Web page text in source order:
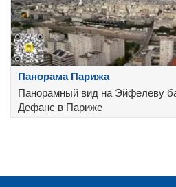
Панорама Парижа
Панорамный вид на Эйфелеву
Дефанс в Париже